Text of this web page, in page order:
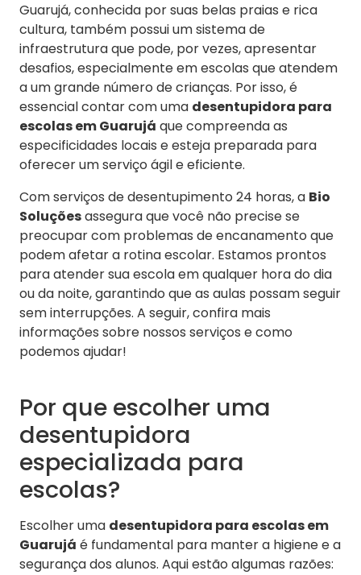
Guarujá, conhecida por suas belas praias e rica
cultura, também possui um sistema de
infraestrutura que pode, por vezes, apresentar
desafios, especialmente em escolas que atendem
a um grande número de crianças. Por isso, é
essencial contar com uma desentupidora para
escolas em Guarujá que compreenda as
especificidades locais e esteja preparada para
oferecer um serviço ágil e eficiente.
Com serviços de desentupimento 24 horas, a Bio
Soluçõesassegura que você não precise se
preocupar com problemas de encanamento que
podem afetar a rotina escolar. Estamos prontos
para atender sua escola em qualquer hora do dia
ou da noite, garantindo que as aulas possam seguir
sem interrupções. A seguir, confira mais
informações sobre nossos serviços e como
podemos ajudar!
Por que escolher uma
desentupidora
especializada para
escolas?
Escolher uma desentupidora para escolas em
Guarujá é fundamental para manter a higiene e a
segurança dos alunos. Aqui estão algumas razões: